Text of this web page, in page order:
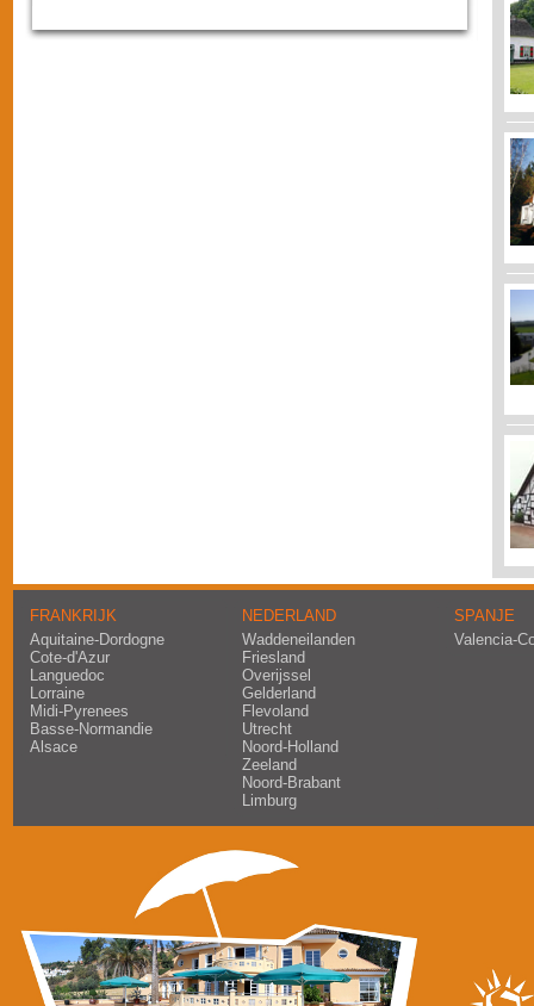
FRANKRIJK
Aquitaine-Dordogne
Cote-d'Azur
Languedoc
Lorraine
Midi-Pyrenees
Basse-Normandie
Alsace
NEDERLAND
Waddeneilanden
Friesland
Overijssel
Gelderland
Flevoland
Utrecht
Noord-Holland
Zeeland
Noord-Brabant
Limburg
SPANJE
Valencia-